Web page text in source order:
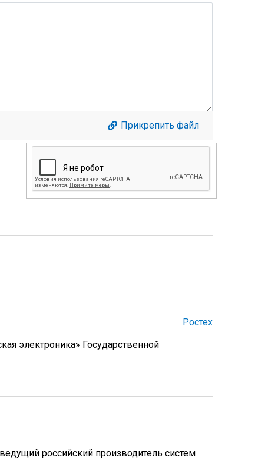
Прикрепить файл
Ростех
электроника» Государственной
российский производитель систем